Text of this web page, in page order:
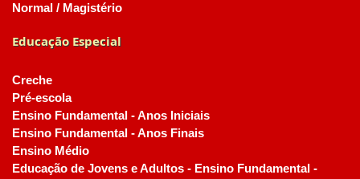
Normal / Magistério
Educação Especial
Creche
Pré-escola
Ensino Fundamental - Anos Iniciais
Ensino Fundamental - Anos Finais
Ensino Médio
Educação de Jovens e Adultos - Ensino Fundamental -